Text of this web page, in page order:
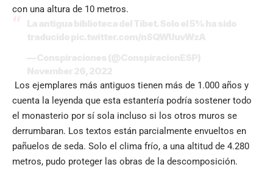
con una altura de 10 metros.
Los ejemplares más antiguos tienen más de 1.000 años y
cuenta la leyenda que esta estantería podría sostener todo
el monasterio por sí sola incluso si los otros muros se
derrumbaran. Los textos están parcialmente envueltos en
pañuelos de seda. Solo el clima frío, a una altitud de 4.280
metros, pudo proteger las obras de la descomposición.